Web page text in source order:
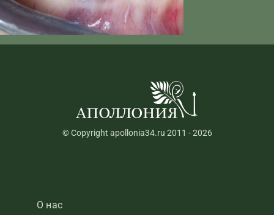
© Copyright apollonia34.ru 2011 - 2026
О нас